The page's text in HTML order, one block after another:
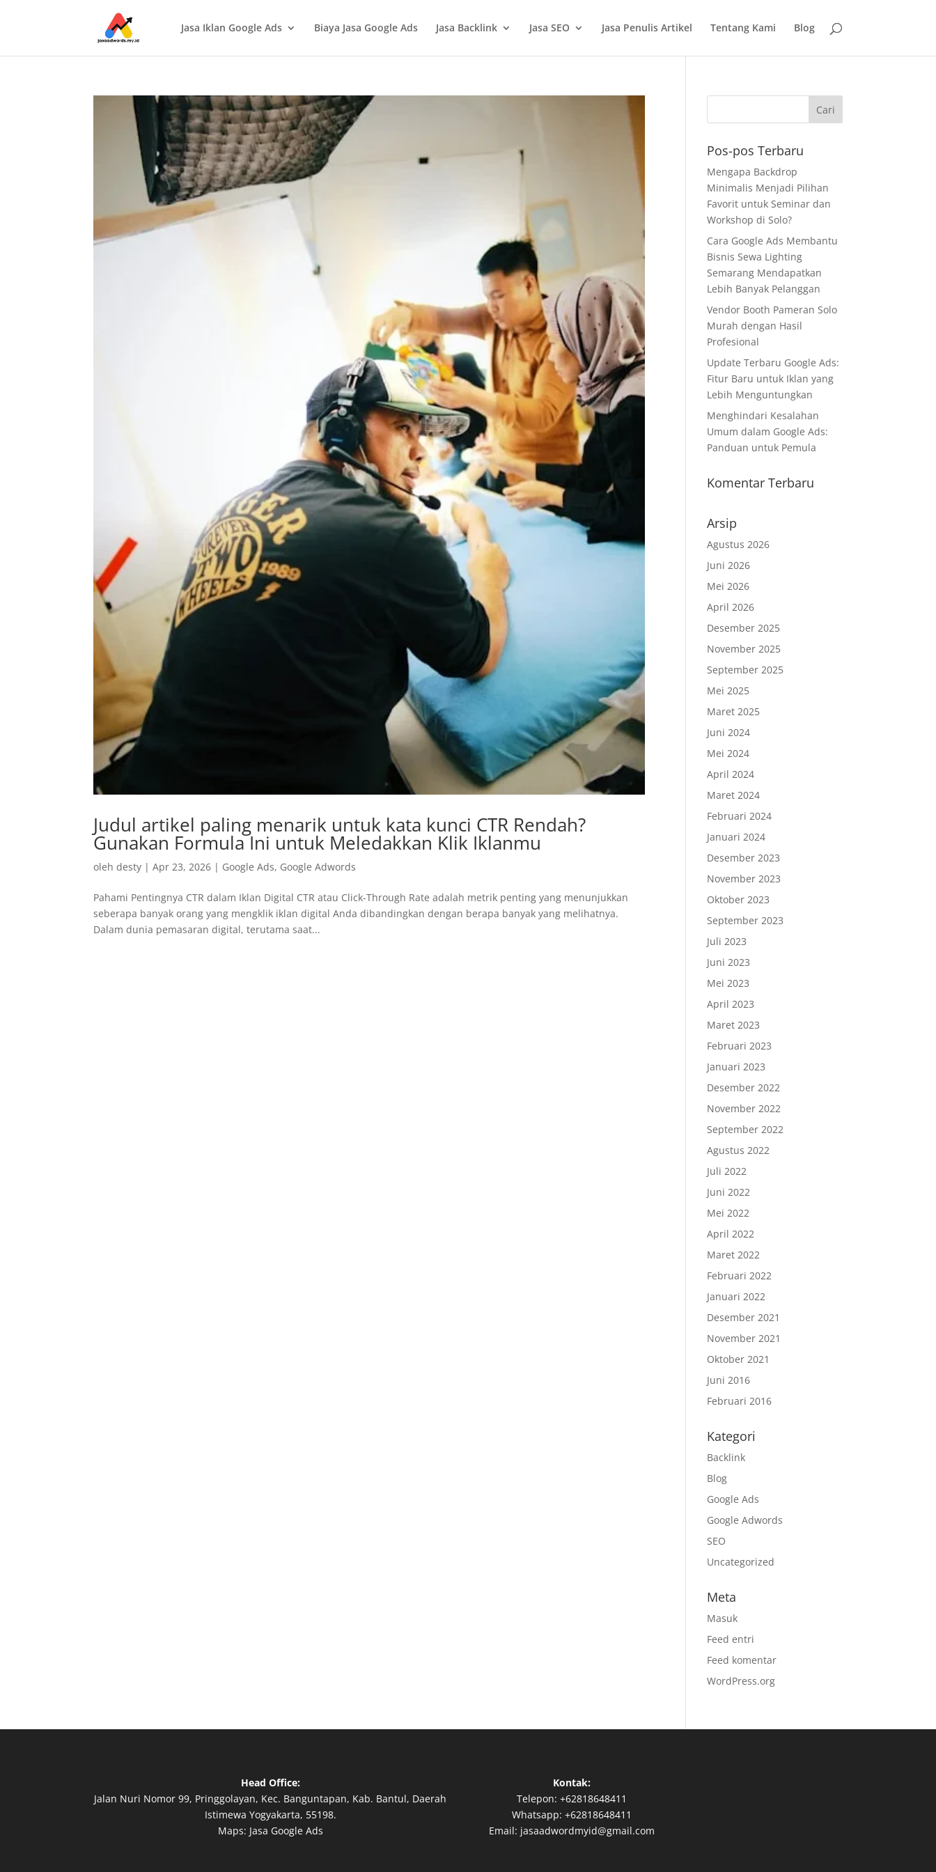
Jasa Iklan Google Ads Biaya Jasa Google Ads Jasa Backlink Jasa SEO Jasa Penulis Artikel Tentang Kami Blog
Judul artikel paling menarik untuk kata kunci CTR Rendah?
Gunakan Formula Ini untuk Meledakkan Klik Iklanmu
olehdesty |Apr 23, 2026 | Google Ads, Google Adwords
Pahami Pentingnya CTR dalam Iklan Digital CTR atau Click-Through Rate adalah metrik penting yang menunjukkan
seberapa banyak orang yang mengklik iklan digital Anda dibandingkan dengan berapa banyak yang melihatnya.
Dalam dunia pemasaran digital, terutama saat...
Pos-pos Terbaru
Mengapa Backdrop
Minimalis Menjadi Pilihan
Favorit untuk Seminar dan
Workshop di Solo?
Cara Google Ads Membantu
Bisnis Sewa Lighting
Semarang Mendapatkan
Lebih Banyak Pelanggan
Vendor Booth Pameran Solo
Murah dengan Hasil
Profesional
Update Terbaru Google Ads:
Fitur Baru untuk Iklan yang
Lebih Menguntungkan
Menghindari Kesalahan
Umum dalam Google Ads:
Panduan untuk Pemula
Komentar Terbaru
Arsip
Agustus 2026
Juni 2026
Mei 2026
April 2026
Desember 2025
November 2025
September 2025
Mei 2025
Maret 2025
Juni 2024
Mei 2024
April 2024
Maret 2024
Februari 2024
Januari 2024
Desember 2023
November 2023
Oktober 2023
September 2023
Juli 2023
Juni 2023
Mei 2023
April 2023
Maret 2023
Februari 2023
Januari 2023
Desember 2022
November 2022
September 2022
Agustus 2022
Juli 2022
Juni 2022
Mei 2022
April 2022
Maret 2022
Februari 2022
Januari 2022
Desember 2021
November 2021
Oktober 2021
Juni 2016
Februari 2016
Kategori
Backlink
Blog
Google Ads
Google Adwords
SEO
Uncategorized
Meta
Masuk
Feed entri
Feed komentar
WordPress.org
Head Office:
Jalan Nuri Nomor 99, Pringgolayan, Kec. Banguntapan, Kab. Bantul, Daerah
Istimewa Yogyakarta, 55198.
Maps: Jasa Google Ads
Kontak:
Telepon: +62818648411
Whatsapp: +62818648411
Email: jasaadwordmyid@gmail.com